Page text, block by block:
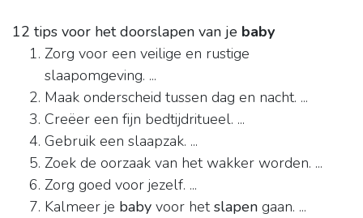
12 tips voor het doorslapen van je baby
Zorg voor een veilige en rustige
slaapomgeving. ...
Maak onderscheid tussen dag en nacht. ...
Creëer een fijn bedtijdritueel. ...
Gebruik een slaapzak. ...
Zoek de oorzaak van het wakker worden. ...
Zorg goed voor jezelf. ...
Kalmeer je baby voor hetslapen gaan. ...